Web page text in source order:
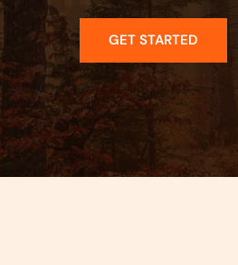
GET STARTED